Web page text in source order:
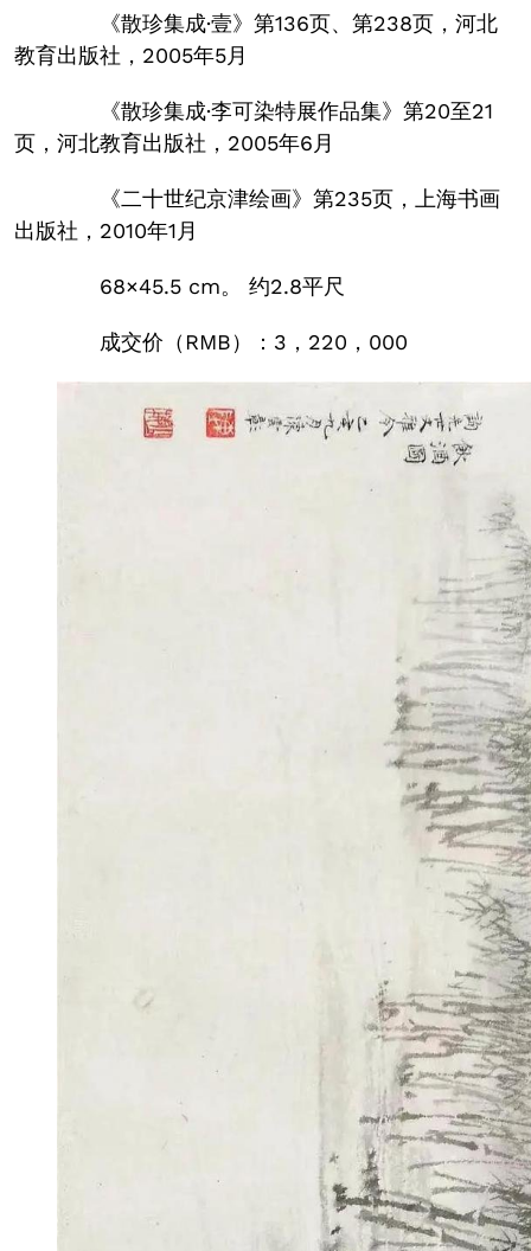
《散珍集成·壹》第136页、第238页，河北
教育出版社，2005年5月
《散珍集成·李可染特展作品集》第20至21
页，河北教育出版社，2005年6月
《二十世纪京津绘画》第235页，上海书画
出版社，2010年1月
68×45.5 cm。 约2.8平尺
成交价（RMB）：3，220，000